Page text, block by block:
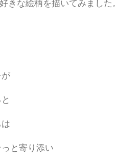
きな絵柄を描いてみました
が
と寄り添い